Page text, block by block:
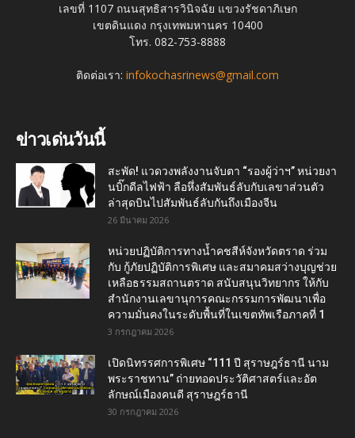
เลขที่ 1107 ถนนสุทธิสารวินิจฉัย แขวงรัชดาภิเษก
เขตดินแดง กรุงเทพมหานคร 10400
โทร. 082-753-8888
ติดต่อเรา: infokochasrinews@gmail.com
ข่าวเด่นวันนี้
สะพัด! แวดวงพลังงานจับตา “รองผู้ว่าฯ” หน่วยงา
นบิ๊กดีลไฟฟ้า ลือหึ่งสัมพันธ์ลับกับเลขาส่วนตัว
ล่าสุดบินไปสัมพันธ์ลับกันถึงเมืองจีน
26 มีนาคม 2026
หน่วยปฏิบัติการทางน้ำคชสีห์จังหวัดตราด ร่วม
กับ กู้ภัยปฏิบัติการพิเศษ และสมาคมสว่างบุญช่วย
เหลือธรรมสถานตราด สนับสนุนวิทยากร ให้กับ
สำนักงานเลขานุการคณะกรรมการพัฒนาเพื่อ
ความมั่นคงในระดับพื้นที่ในเขตทัพเรือภาคที่ 1
3 กรกฎาคม 2026
เปิดนิทรรศการพิเศษ “111 ปี สุราษฎร์ธานี นาม
พระราชทาน” ถ่ายทอดประวัติศาสตร์และอัต
ลักษณ์เมืองคนดี สุราษฎร์ธานี
30 กรกฎาคม 2026